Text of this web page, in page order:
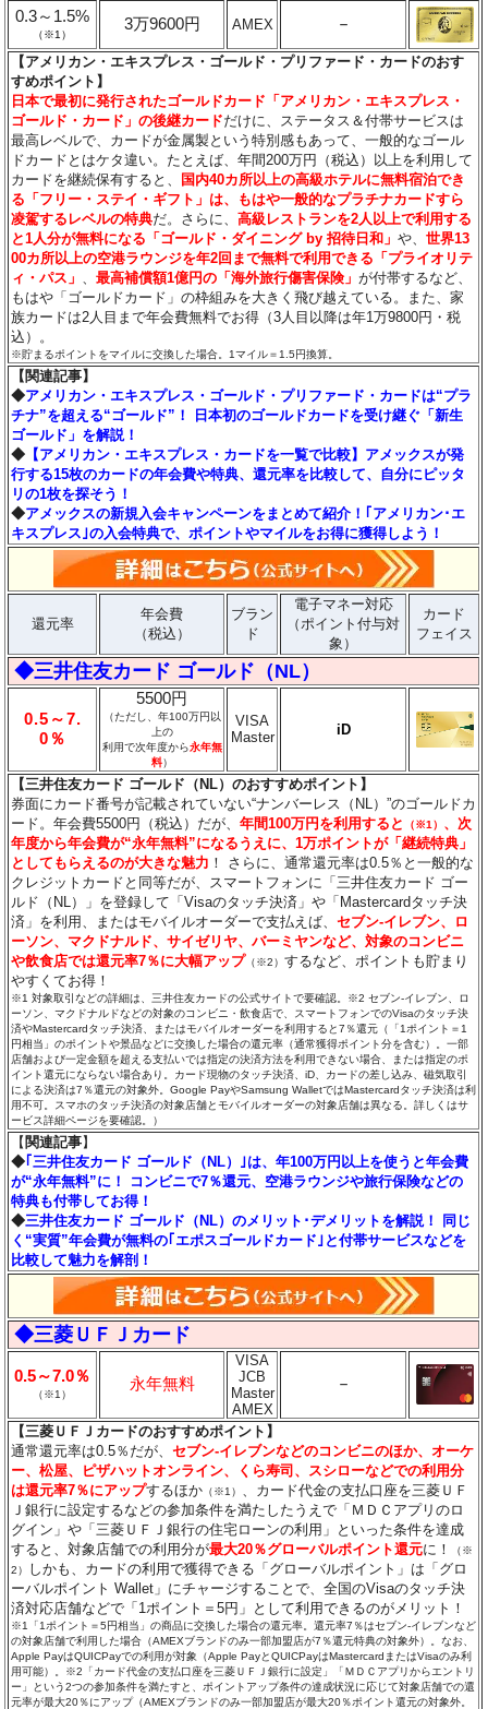
0.3～1.5%
（※1）
3万9600円 AMEX －
【アメリカン・エキスプレス・ゴールド・プリファード・カードのおす
すめポイント】
日本で最初に発行されたゴールドカード「アメリカン・エキスプレス・
ゴールド・カード」の後継カードだけに、ステータス＆付帯サービスは
最高レベルで、カードが金属製という特別感もあって、一般的なゴール
ドカードとはケタ違い。たとえば、年間200万円（税込）以上を利用して
カードを継続保有すると、
国内40カ所以上の高級ホテルに無料宿泊でき
る「フリー・ステイ・ギフト」は、もはや一般的なプラチナカードすら
凌駕するレベルの特典だ。さらに、高級レストランを2人以上で利用する
と1人分が無料になる「ゴールド・ダイニング by 招待日和」や、世界13
00カ所以上の空港ラウンジを年2回まで無料で利用できる「プライオリテ
ィ・パス」
、最高補償額1億円の「海外旅行傷害保険」が付帯するなど、
もはや「ゴールドカード」の枠組みを大きく飛び越えている。また、家
族カードは2人目まで年会費無料でお得（3人目以降は年1万9800円・税
込）。
※貯まるポイントをマイルに交換した場合。1マイル＝1.5円換算。
【関連記事】
◆アメリカン・エキスプレス・ゴールド・プリファード・カードは“プラ
チナ”を超える“ゴールド”！ 日本初のゴールドカードを受け継ぐ「新生
ゴールド」を解説！
◆ 【アメリカン・エキスプレス・カードを一覧で比較】アメックスが発
行する15枚のカードの年会費や特典、還元率を比較して、自分にピッタ
リの1枚を探そう！
◆アメックスの新規入会キャンペーンをまとめて紹介！｢アメリカン･エ
キスプレス｣の入会特典で、ポイントやマイルをお得に獲得しよう！
還元率
年会費
（税込）
ブラン
ド
電子マネー対応
（ポイント付与対
象）
カード
フェイス
◆三井住友カード ゴールド（NL）
0.5～7.
0％
5500円
（ただし、年100万円以
上の
利用で次年度から永年無
料）
VISA
Master
iD
【三井住友カード ゴールド（NL）のおすすめポイント】
券面にカード番号が記載されていない“ナンバーレス（NL）”のゴールドカ
ード。年会費5500円（税込）だが、年間100万円を利用すると （※1） 、次
年度から年会費が“永年無料”になるうえに、1万ポイントが「継続特典」
としてもらえるのが大きな魅力 ！ さらに、通常還元率は0.5％と一般的な
クレジットカードと同等だが、スマートフォンに「三井住友カード ゴー
ルド（NL）」を登録して「Visaのタッチ決済」や「Mastercardタッチ決
済」を利用、またはモバイルオーダーで支払えば、セブン‐イレブン、ロ
ーソン、マクドナルド、サイゼリヤ、バーミヤンなど、対象のコンビニ
や飲食店では還元率7％に大幅アップ （※2）するなど、ポイントも貯まり
やすくてお得！
※1 対象取引などの詳細は、三井住友カードの公式サイトで要確認。※2 セブン‐イレブン、ロ
ーソン、マクドナルドなどの対象のコンビニ・飲食店で、スマートフォンでのVisaのタッチ決
済やMastercardタッチ決済、またはモバイルオーダーを利用すると7％還元（「1ポイント＝1
円相当」のポイントや景品などに交換した場合の還元率（通常獲得ポイント分を含む）。一部
店舗および一定金額を超える支払いでは指定の決済方法を利用できない場合、または指定のポ
イント還元にならない場合あり。カード現物のタッチ決済、iD、カードの差し込み、磁気取引
による決済は7％還元の対象外。Google PayやSamsung WalletではMastercardタッチ決済は利
用不可。スマホのタッチ決済の対象店舗とモバイルオーダーの対象店舗は異なる。詳しくはサ
ービス詳細ページを要確認。）
【 関連記事】
◆ ｢三井住友カード ゴールド（NL）｣は、年100万円以上を使うと年会費
が“永年無料”に！ コンビニで7％還元、空港ラウンジや旅行保険などの
特典も付帯してお得！
◆三井住友カード ゴールド（NL）のメリット･デメリットを解説！ 同じ
く“実質”年会費が無料の｢エポスゴールドカード｣と付帯サービスなどを
比較して魅力を解剖！
◆三菱ＵＦＪカード
0.5～7.0％
（※1）
永年無料
VISA
JCB
Master
AMEX
－
【三菱ＵＦＪカードのおすすめポイント】
通常還元率は0.5％だが、セブン‐イレブンなどのコンビニのほか、オーケ
ー、松屋、ピザハットオンライン、くら寿司、スシローなどでの利用分
は還元率7％にアップするほか （※1）
、カード代金の支払口座を三菱ＵＦ
Ｊ銀行に設定するなどの参加条件を満たしたうえで「ＭＤＣアプリのロ
グイン」や「三菱ＵＦＪ銀行の住宅ローンの利用」といった条件を達成
すると、対象店舗での利用分が最大20％グローバルポイント還元に！
（※
2）
しかも、カードの利用で獲得できる「グローバルポイント」は「グロ
ーバルポイント Wallet」にチャージすることで、全国のVisaのタッチ決
済対応店舗などで「1ポイント＝5円」として利用できるのがメリット！
※1「1ポイント＝5円相当」の商品に交換した場合の還元率。還元率7％はセブン‐イレブンなど
の対象店舗で利用した場合（AMEXブランドのみ一部加盟店が7％還元特典の対象外）。なお、
Apple PayはQUICPayでの利用が対象（Apple PayとQUICPayはMastercardまたはVisaのみ利
用可能）。※2「カード代金の支払口座を三菱ＵＦＪ銀行に設定」「ＭＤＣアプリからエントリ
ー」という2つの参加条件を満たすと、ポイントアップ条件の達成状況に応じて対象店舗での還
元率が最大20％にアップ（AMEXブランドのみ一部加盟店が最大20％ポイント還元の対象外。